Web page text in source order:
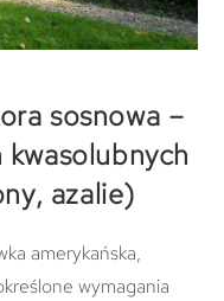
sosnowa –
azalie)
amerykańska,
wymagania